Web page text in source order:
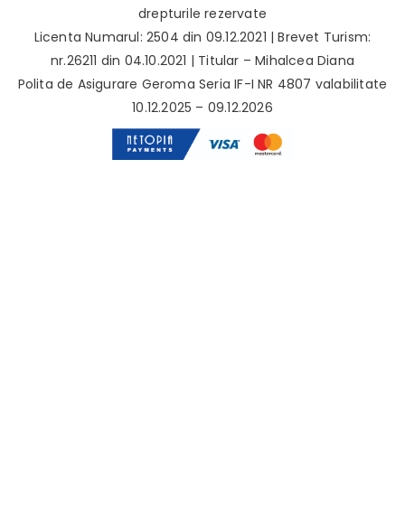
drepturile rezervate
Licenta Numarul: 2504 din 09.12.2021 | Brevet Turism:
nr.26211 din 04.10.2021 | Titular – Mihalcea Diana
Polita de Asigurare Geroma Seria IF-I NR 4807 valabilitate
10.12.2025 – 09.12.2026